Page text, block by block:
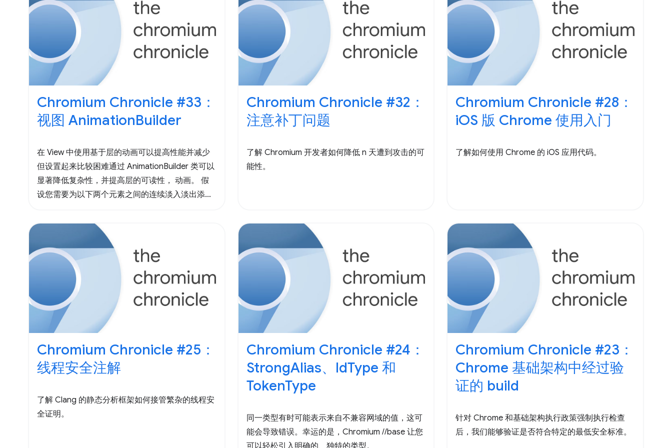
Chromium Chronicle #33：
视图 AnimationBuilder
在 View 中使用基于层的动画可以提高性能并减少
但设置起来比较困难通过 AnimationBuilder 类可以
显著降低复杂性，并提高层的可读性， 动画。 假
设您需要为以下两个元素之间的连续淡入淡出添加
图层动画 API 来完成此操作。 下面展示了如何使用
AnimationBuilder 创建相同的效果。 退出作用域
后，动画即会开始播放。 您更愿意编写或读取哪些
代码？更重要的是， AnimationBuilder
Chromium Chronicle #32：
注意补丁问题
了解 Chromium 开发者如何降低 n 天遭到攻击的可
能性。
Chromium Chronicle #28：
iOS 版 Chrome 使用入门
了解如何使用 Chrome 的 iOS 应用代码。
Chromium Chronicle #25：
线程安全注解
了解 Clang 的静态分析框架如何接管繁杂的线程安
全证明。
Chromium Chronicle #24：
StrongAlias、IdType 和
TokenType
同一类型有时可能表示来自不兼容网域的值，这可
能会导致错误。幸运的是，Chromium //base 让您
Chromium Chronicle #23：
Chrome 基础架构中经过验
证的 build
针对 Chrome 和基础架构执行政策强制执行检查
后，我们能够验证是否符合特定的最低安全标准。